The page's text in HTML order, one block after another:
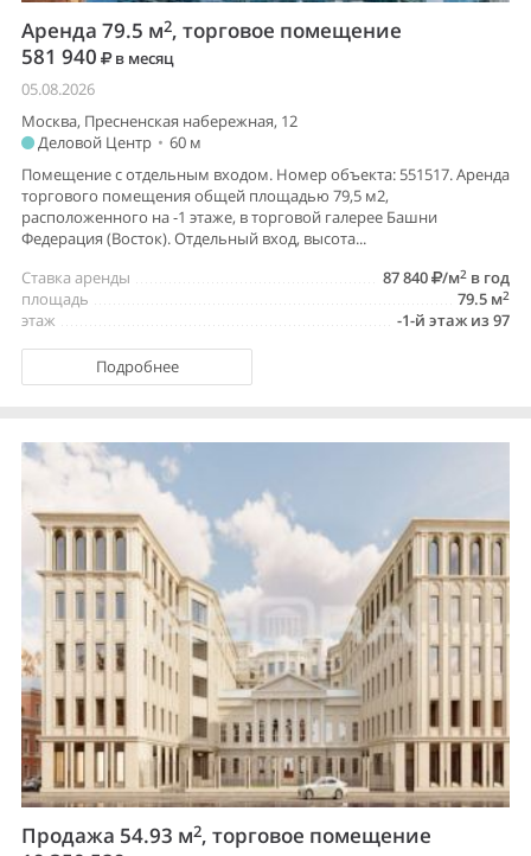
Аренда 79.5 м2, торговое помещение
581 940
в месяц
05.08.2026
Москва, Пресненская набережная, 12
Деловой Центр • 60 м
Помещение с отдельным входом. Номер объекта: 551517. Аренда
торгового помещения общей площадью 79,5 м2,
расположенного на -1 этаже, в торговой галерее Башни
Федерация (Восток). Отдельный вход, высота...
87 840
/м2 в год
Ставка аренды
79.5 м2
площадь
-1-й этаж из 97
этаж
Подробнее
Продажа 54.93 м2, торговое помещение